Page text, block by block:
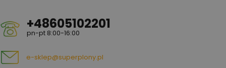
+48605102201
pn-pt 8:00-16:00
e-sklep@superplony.pl